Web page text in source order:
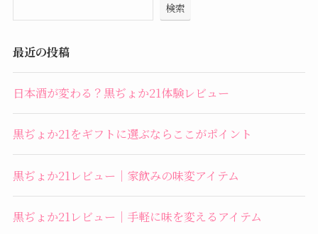
検索
最近の投稿
日本酒が変わる？黒ぢょか21体験レビュー
黒ぢょか21をギフトに選ぶならここがポイント
黒ぢょか21レビュー｜家飲みの味変アイテム
黒ぢょか21レビュー｜手軽に味を変えるアイテム